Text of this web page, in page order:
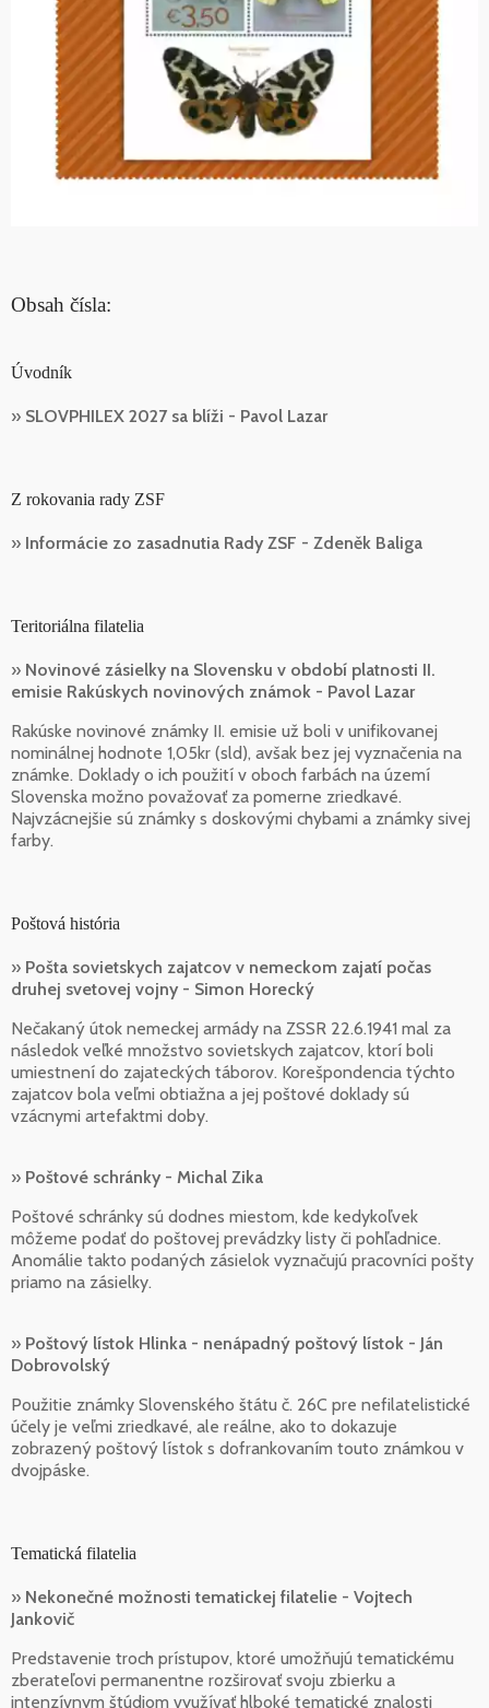
Obsah čísla:
Úvodník
» SLOVPHILEX 2027 sa blíži - Pavol Lazar
Z rokovania rady ZSF
» Informácie zo zasadnutia Rady ZSF - Zdeněk Baliga
Teritoriálna filatelia
» Novinové zásielky na Slovensku v období platnosti II.
emisie Rakúskych novinových známok - Pavol Lazar
Rakúske novinové známky II. emisie už boli v unifikovanej
nominálnej hodnote 1,05kr (sld), avšak bez jej vyznačenia na
známke. Doklady o ich použití v oboch farbách na území
Slovenska možno považovať za pomerne zriedkavé.
Najvzácnejšie sú známky s doskovými chybami a známky sivej
farby.
Poštová história
» Pošta sovietskych zajatcov v nemeckom zajatí počas
druhej svetovej vojny - Simon Horecký
Nečakaný útok nemeckej armády na ZSSR 22.6.1941 mal za
následok veľké množstvo sovietskych zajatcov, ktorí boli
umiestnení do zajateckých táborov. Korešpondencia týchto
zajatcov bola veľmi obtiažna a jej poštové doklady sú
vzácnymi artefaktmi doby.
» Poštové schránky - Michal Zika
Poštové schránky sú dodnes miestom, kde kedykoľvek
môžeme podať do poštovej prevádzky listy či pohľadnice.
Anomálie takto podaných zásielok vyznačujú pracovníci pošty
priamo na zásielky.
» Poštový lístok Hlinka - nenápadný poštový lístok - Ján
Dobrovolský
Použitie známky Slovenského štátu č. 26C pre nefilatelistické
účely je veľmi zriedkavé, ale reálne, ako to dokazuje
zobrazený poštový lístok s dofrankovaním touto známkou v
dvojpáske.
Tematická filatelia
» Nekonečné možnosti tematickej filatelie - Vojtech
Jankovič
Predstavenie troch prístupov, ktoré umožňujú tematickému
zberateľovi permanentne rozširovať svoju zbierku a
intenzívnym štúdiom využívať hlboké tematické znalosti